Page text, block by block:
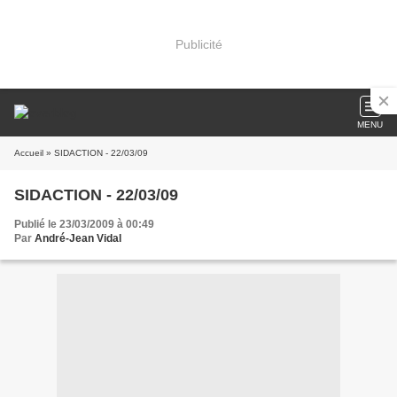
Publicité
MENU
Accueil » SIDACTION - 22/03/09
SIDACTION - 22/03/09
Publié le 23/03/2009 à 00:49
Par André-Jean Vidal